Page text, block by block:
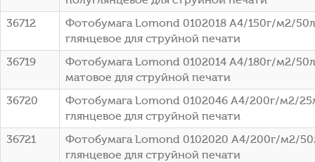
36712
Фотобумага Lomond 0102018 A4/150г/м2/
глянцевое для струйной печати
36719
Фотобумага Lomond 0102014 A4/180г/м2/
матовое для струйной печати
36720
Фотобумага Lomond 0102046 A4/200г/м2/
глянцевое для струйной печати
36721
Фотобумага Lomond 0102020 A4/200г/м2/
глянцевое для струйной печати